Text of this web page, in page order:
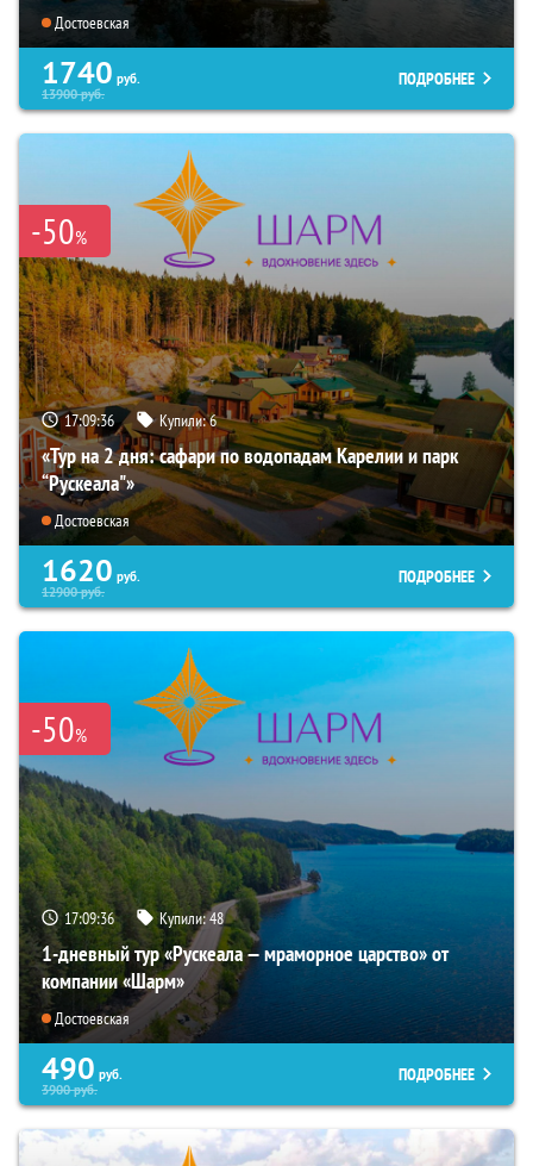
Достоевская
1740 руб.
13900руб.
ПОДРОБНЕЕ
-50%
17:09:35 Купили:6
«Тур на 2 дня: сафари по водопадам Карелии и парк
“Рускеала"»
Достоевская
1620 руб.
12900руб.
ПОДРОБНЕЕ
-50%
17:09:35 Купили:48
1-дневный тур «Рускеала — мраморное царство» от
компании «Шарм»
Достоевская
490 руб.
3900руб.
ПОДРОБНЕЕ